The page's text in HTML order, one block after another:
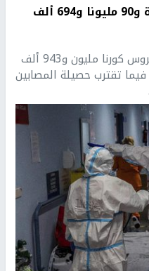
أكثر من مليون و943 ألف وفاة و90 مليونا و694 ألف
بلغ عدد الوفيات جراء الاصابة بفيروس كورنا مليون و943 ألف
فيما تقترب حصيلة المصابين